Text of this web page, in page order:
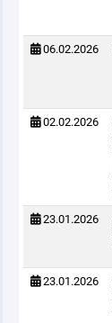
06.02.2026
02.02.2026
23.01.2026
23.01.2026